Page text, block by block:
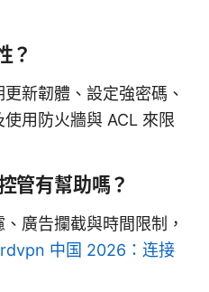
？
新韌體、設定強密碼、
用防火牆與 ACL 來限
管有幫助嗎？
廣告攔截與時間限制，
中国 2026：连接